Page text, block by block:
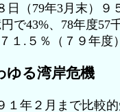
（79年3月末）９
で43%、78年度57
１.５％（７９年度）
ゆる湾岸危機
１年２月まで比較